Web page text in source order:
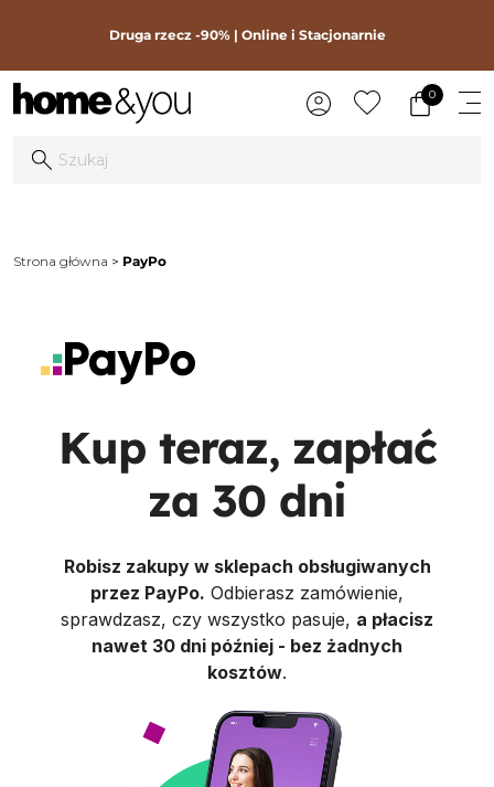
Druga rzecz -90% | Online i Stacjonarnie
0
Strona główna PayPo